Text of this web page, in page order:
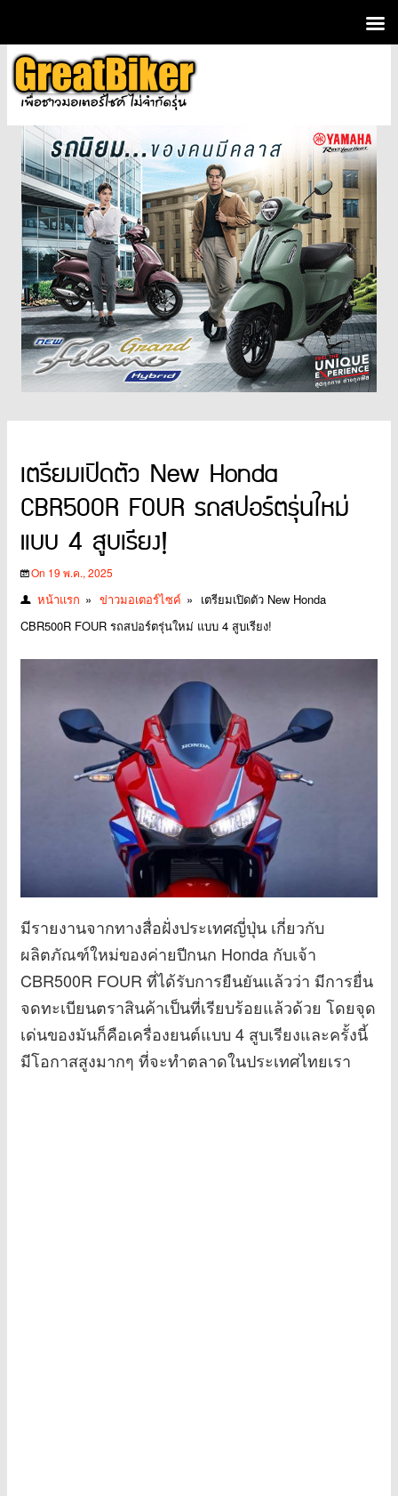
เตรียมเปิดตัว New Honda
CBR500R FOUR รถสปอร์ตรุ่นใหม่
แบบ 4 สูบเรียง!
On 19 พ.ค., 2025
หน้าแรก » ข่าวมอเตอร์ไซค์ » เตรียมเปิดตัว New Honda
CBR500R FOUR รถสปอร์ตรุ่นใหม่ แบบ 4 สูบเรียง!
มีรายงานจากทางสื่อฝั่งประเทศญี่ปุ่น เกี่ยวกับ
ผลิตภัณฑ์ใหม่ของค่ายปีกนก Honda กับเจ้า
CBR500R FOUR ที่ได้รับการยืนยันแล้วว่า มีการยื่น
จดทะเบียนตราสินค้าเป็นที่เรียบร้อยแล้วด้วย โดยจุด
เด่นของมันก็คือเครื่องยนต์แบบ 4 สูบเรียงและครั้งนี้
มีโอกาสสูงมากๆ ที่จะทำตลาดในประเทศไทยเรา